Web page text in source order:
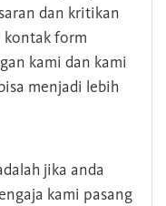
dan kritikan
form
kami dan kami
menjadi lebih
jika anda
kami pasang